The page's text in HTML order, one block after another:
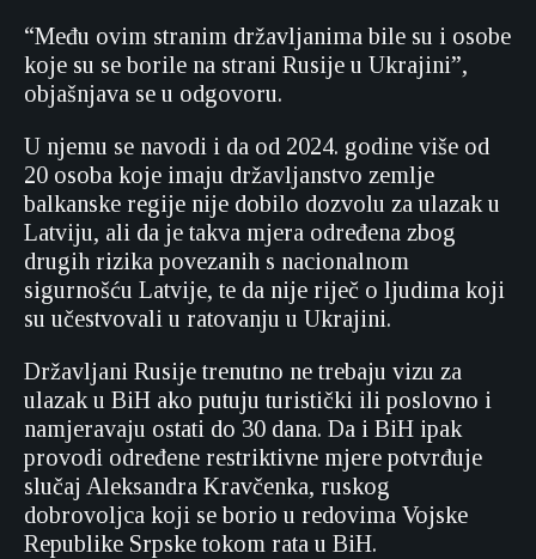
“Među ovim stranim državljanima bile su i osobe
koje su se borile na strani Rusije u Ukrajini”,
objašnjava se u odgovoru.
U njemu se navodi i da od 2024. godine više od
20 osoba koje imaju državljanstvo zemlje
balkanske regije nije dobilo dozvolu za ulazak u
Latviju, ali da je takva mjera određena zbog
drugih rizika povezanih s nacionalnom
sigurnošću Latvije, te da nije riječ o ljudima koji
su učestvovali u ratovanju u Ukrajini.
Državljani Rusije trenutno ne trebaju vizu za
ulazak u BiH ako putuju turistički ili poslovno i
namjeravaju ostati do 30 dana. Da i BiH ipak
provodi određene restriktivne mjere potvrđuje
slučaj Aleksandra Kravčenka, ruskog
dobrovoljca koji se borio u redovima Vojske
Republike Srpske tokom rata u BiH.